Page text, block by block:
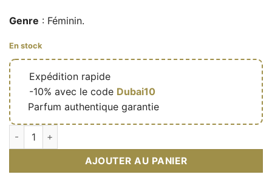
Genre : Féminin.
En stock
Expédition rapide
-10% avec le code Dubai10
Parfum authentique garantie
quantité de Eau de parfum Meringue 100ml - French Avenue
AJOUTER AU PANIER